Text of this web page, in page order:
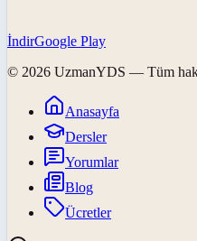
İndirGoogle Play
© 2026 UzmanYDS — Tüm
Anasayfa
Dersler
Yorumlar
Blog
Ücretler